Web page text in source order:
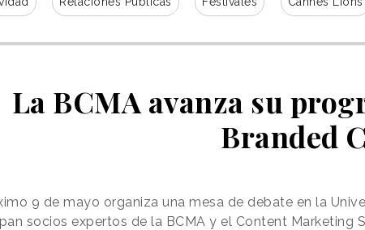
La BCMA avanza su
Branded
9 de mayo organiza una mesa de debate en la
socios expertos de la BCMA y el Content Marketing